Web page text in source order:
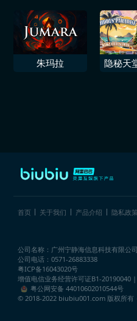
朱玛拉
隐秘天
首页 关于我们 产品介绍 隐私政策
公司名称：广州宁静海信息科技有限公司
公司电话：0571-26883338
粤ICP备16043020号
增值电信业务经营许可证B1-20190040
粤公网安备 44010602010544号
© 2018-2022 biubiu001.com 版权所有